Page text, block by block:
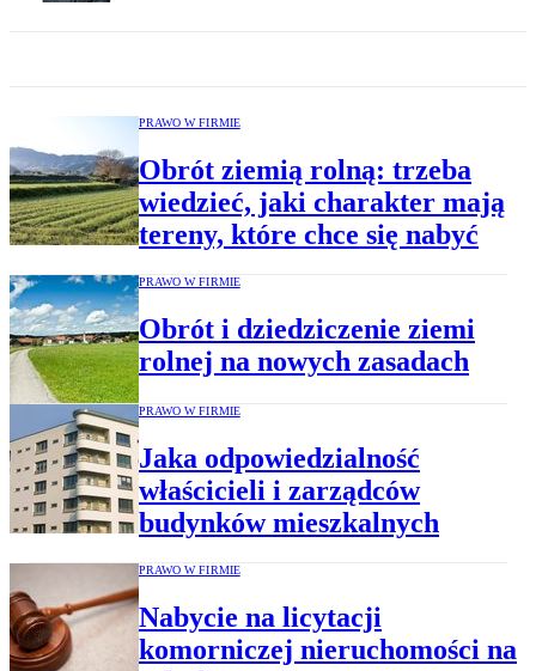
PRAWO W FIRMIE
Obrót ziemią rolną: trzeba
wiedzieć, jaki charakter mają
tereny, które chce się nabyć
PRAWO W FIRMIE
Obrót i dziedziczenie ziemi
rolnej na nowych zasadach
PRAWO W FIRMIE
Jaka odpowiedzialność
właścicieli i zarządców
budynków mieszkalnych
PRAWO W FIRMIE
Nabycie na licytacji
komorniczej nieruchomości na